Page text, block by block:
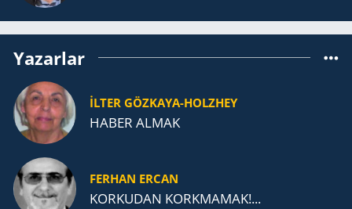
Yazarlar
İLTER GÖZKAYA-HOLZHEY
HABER ALMAK
FERHAN ERCAN
KORKUDAN KORKMAMAK!...